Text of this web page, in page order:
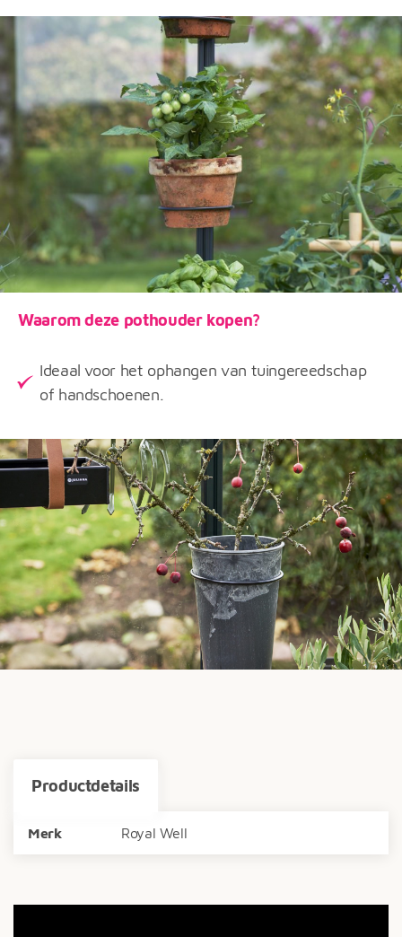
Waarom deze pothouder kopen?
Ideaal voor het ophangen van tuingereedschap
of handschoenen.
Productdetails
Merk Royal Well